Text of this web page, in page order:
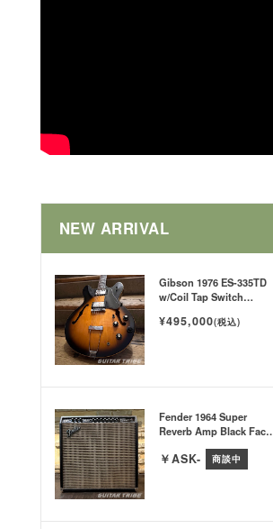
NEW ARRIVAL
Gibson 1976 ES-335TD
w/Coil Tap Switch
¥495,000(税込)
Fender 1964 Super
Reverb Amp Black Face
Jensen SP × 4
￥ASK- 商談中